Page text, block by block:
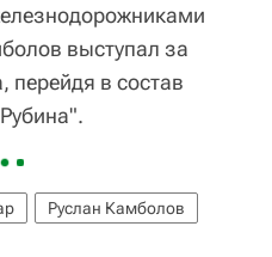
выступал за
перейдя в состав
Руслан Камболов